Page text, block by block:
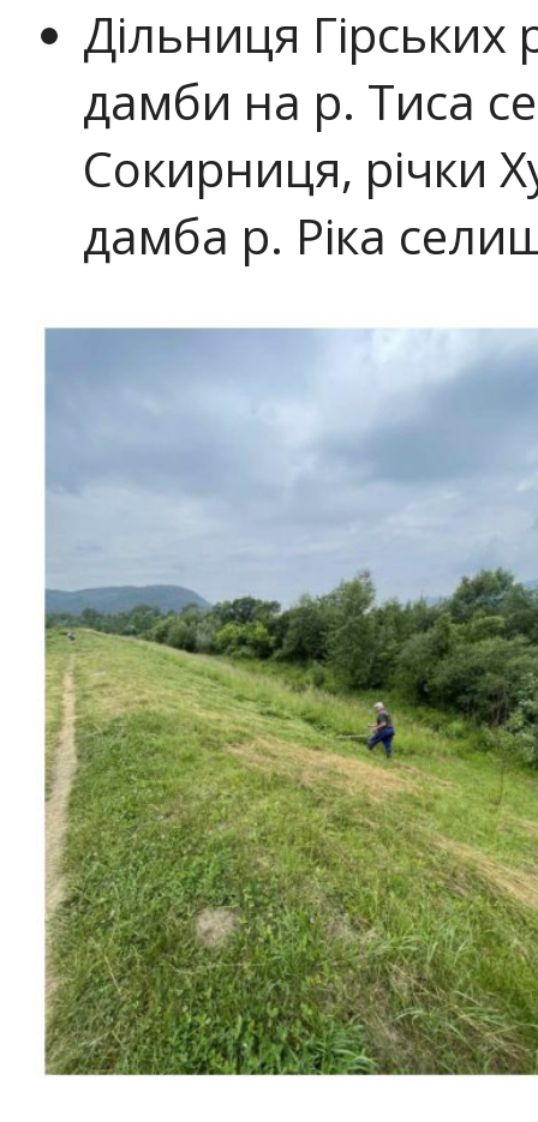
Дільниця Гірських
дамби на р. Тиса
Сокирниця, річки
дамба р. Ріка